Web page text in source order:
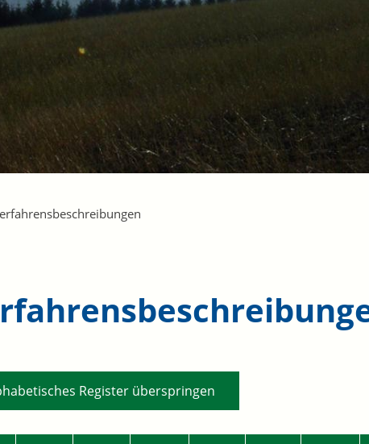
Register überspringen